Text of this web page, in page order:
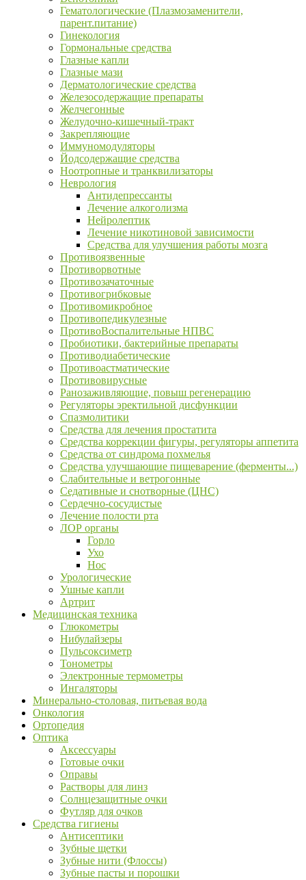
Гематологические (Плазмозаменители,
парент.питание)
Гинекология
Гормональные средства
Глазные капли
Глазные мази
Дерматологические средства
Железосодержащие препараты
Желчегонные
Желудочно-кишечный-тракт
Закрепляющие
Иммуномодуляторы
Йодсодержащие средства
Ноотропные и транквилизаторы
Неврология
Антидепрессанты
Лечение алкоголизма
Нейролептик
Лечение никотиновой зависимости
Средства для улучшения работы мозга
Противоязвенные
Противорвотные
Противозачаточные
Противогрибковые
Противомикробное
Противопедикулезные
ПротивоВоспалительные НПВС
Пробиотики, бактерийные препараты
Противодиабетические
Противоастматические
Противовирусные
Ранозаживляющие, повыш регенерацию
Регуляторы эректильной дисфункции
Спазмолитики
Средства для лечения простатита
Средства коррекции фигуры, регуляторы аппетита
Средства от синдрома похмелья
Средства улучшающие пищеварение (ферменты...)
Слабительные и ветрогонные
Седативные и снотворные (ЦНС)
Сердечно-сосудистые
Лечение полости рта
ЛОР органы
Горло
Ухо
Нос
Урологические
Ушные капли
Артрит
Медицинская техника
Глюкометры
Нибулайзеры
Пульсоксиметр
Тонометры
Электронные термометры
Ингаляторы
Минерально-столовая, питьевая вода
Онкология
Ортопедия
Оптика
Аксессуары
Готовые очки
Оправы
Растворы для линз
Солнцезащитные очки
Футляр для очков
Средства гигиены
Антисептики
Зубные щетки
Зубные нити (Флоссы)
Зубные пасты и порошки